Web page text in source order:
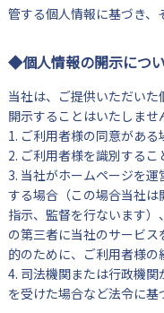
管する個人情報に基づき、
◆個人情報の開示につ
当社は、ご提供いただい
開示することはいたしませ
1. ご利用者様の同意がある
2. ご利用者様を識別する
3. 当社がホームページを
する場合（この場合当社は
指示、監督を行ないます
の第三者に当社のサービ
的のために、ご利用者様
4. 司法機関または行政機
を受けた場合など法令に基